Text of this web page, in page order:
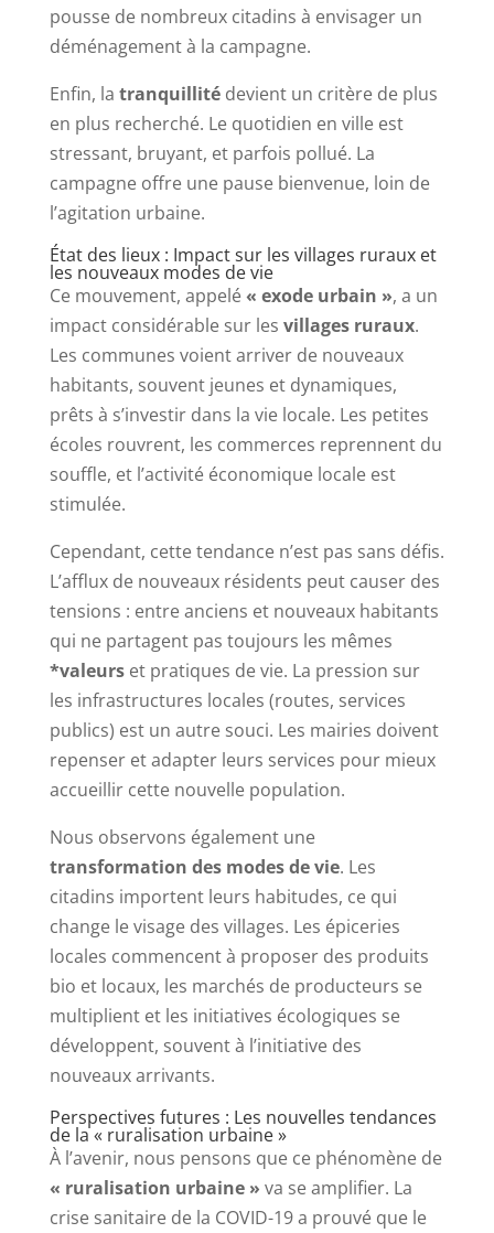
pousse de nombreux citadins à envisager un
déménagement à la campagne.
Enfin, la tranquillitédevient un critère de plus
en plus recherché. Le quotidien en ville est
stressant, bruyant, et parfois pollué. La
campagne offre une pause bienvenue, loin de
l’agitation urbaine.
État des lieux : Impact sur les villages ruraux et
les nouveaux modes de vie
Ce mouvement, appelé« exode urbain », a un
impact considérable sur les villages ruraux.
Les communes voient arriver de nouveaux
habitants, souvent jeunes et dynamiques,
prêts à s’investir dans la vie locale. Les petites
écoles rouvrent, les commerces reprennent du
souffle, et l’activité économique locale est
stimulée.
Cependant, cette tendance n’est pas sans défis.
L’afflux de nouveaux résidents peut causer des
tensions : entre anciens et nouveaux habitants
qui ne partagent pas toujours les mêmes
*valeurset pratiques de vie. La pression sur
les infrastructures locales (routes, services
publics) est un autre souci. Les mairies doivent
repenser et adapter leurs services pour mieux
accueillir cette nouvelle population.
Nous observons également une
transformation des modes de vie. Les
citadins importent leurs habitudes, ce qui
change le visage des villages. Les épiceries
locales commencent à proposer des produits
bio et locaux, les marchés de producteurs se
multiplient et les initiatives écologiques se
développent, souvent à l’initiative des
nouveaux arrivants.
Perspectives futures : Les nouvelles tendances
de la « ruralisation urbaine »
À l’avenir, nous pensons que ce phénomène de
« ruralisation urbaine » va se amplifier. La
crise sanitaire de la COVID-19 a prouvé que le